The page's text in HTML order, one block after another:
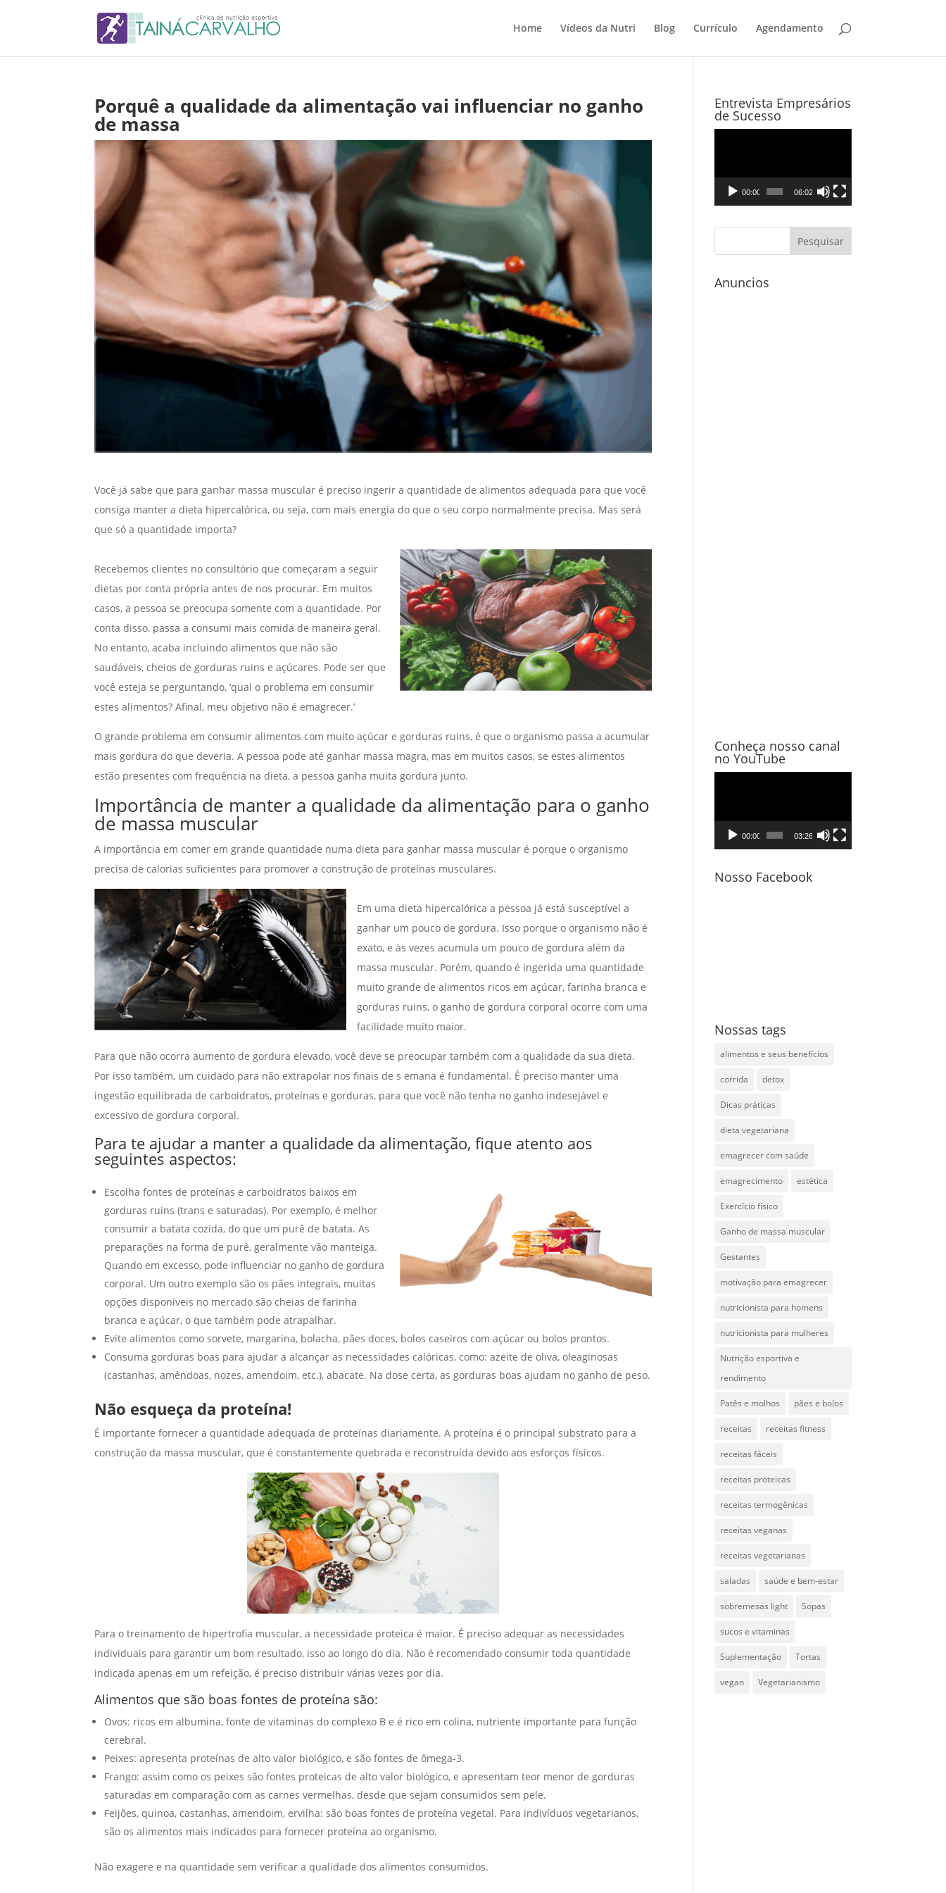
Home Vídeos da Nutri Blog Currículo Agendamento
Porquê a qualidade da alimentação vai influenciar no ganho
de massa
Você já sabe que para ganhar massa muscular é preciso ingerir a quantidade de alimentos adequada para que você
consiga manter a dieta hipercalórica, ou seja, com mais energia do que o seu corpo normalmente precisa. Mas será
que só a quantidade importa?
Recebemos clientes no consultório que começaram a seguir
dietas por conta própria antes de nos procurar. Em muitos
casos, a pessoa se preocupa somente com a quantidade. Por
conta disso, passa a consumi mais comida de maneira geral.
No entanto, acaba incluindo alimentos que não são
saudáveis, cheios de gorduras ruins e açúcares. Pode ser que
você esteja se perguntando, ‘qual o problema em consumir
estes alimentos? Afinal, meu objetivo não é emagrecer.’
O grande problema em consumir alimentos com muito açúcar e gorduras ruins, é que o organismo passa a acumular
mais gordura do que deveria. A pessoa pode até ganhar massa magra, mas em muitos casos, se estes alimentos
estão presentes com frequência na dieta, a pessoa ganha muita gordura junto.
Importância de manter a qualidade da alimentação para o ganho
de massa muscular
A importância em comer em grande quantidade numa dieta para ganhar massa muscular é porque o organismo
precisa de calorias suficientes para promover a construção de proteínas musculares.
Em uma dieta hipercalórica a pessoa já está susceptível a
ganhar um pouco de gordura. Isso porque o organismo não é
exato, e às vezes acumula um pouco de gordura além da
massa muscular. Porém, quando é ingerida uma quantidade
muito grande de alimentos ricos em açúcar, farinha branca e
gorduras ruins, o ganho de gordura corporal ocorre com uma
facilidade muito maior.
Para que não ocorra aumento de gordura elevado, você deve se preocupar também com a qualidade da sua dieta.
Por isso também, um cuidado para não extrapolar nos finais de s emana é fundamental. É preciso manter uma
ingestão equilibrada de carboidratos, proteínas e gorduras, para que você não tenha no ganho indesejável e
excessivo de gordura corporal.
Para te ajudar a manter a qualidade da alimentação, fique atento aos
seguintes aspectos:
Escolha fontes de proteínas e carboidratos baixos em
gorduras ruins (trans e saturadas). Por exemplo, é melhor
consumir a batata cozida, do que um purê de batata. As
preparações na forma de purê, geralmente vão manteiga.
Quando em excesso, pode influenciar no ganho de gordura
corporal. Um outro exemplo são os pães integrais, muitas
opções disponíveis no mercado são cheias de farinha
branca e açúcar, o que também pode atrapalhar.
Evite alimentos como sorvete, margarina, bolacha, pães doces, bolos caseiros com açúcar ou bolos prontos.
Consuma gorduras boas para ajudar a alcançar as necessidades calóricas, como: azeite de oliva, oleaginosas
(castanhas, amêndoas, nozes, amendoim, etc.), abacate. Na dose certa, as gorduras boas ajudam no ganho de peso.
Não esqueça da proteína!
É importante fornecer a quantidade adequada de proteínas diariamente. A proteína é o principal substrato para a
construção da massa muscular, que é constantemente quebrada e reconstruída devido aos esforços físicos.
Para o treinamento de hipertrofia muscular, a necessidade proteica é maior. É preciso adequar as necessidades
individuais para garantir um bom resultado, isso ao longo do dia. Não é recomendado consumir toda quantidade
indicada apenas em um refeição, é preciso distribuir várias vezes por dia.
Alimentos que são boas fontes de proteína são:
Ovos: ricos em albumina, fonte de vitaminas do complexo B e é rico em colina, nutriente importante para função
cerebral.
Peixes: apresenta proteínas de alto valor biológico, e são fontes de ômega-3.
Frango: assim como os peixes são fontes proteicas de alto valor biológico, e apresentam teor menor de gorduras
saturadas em comparação com as carnes vermelhas, desde que sejam consumidos sem pele.
Feijões, quinoa, castanhas, amendoim, ervilha: são boas fontes de proteína vegetal. Para indivíduos vegetarianos,
são os alimentos mais indicados para fornecer proteína ao organismo.
Não exagere e na quantidade sem verificar a qualidade dos alimentos consumidos.
Entrevista Empresários
de Sucesso
vídeo
00:00 06:02
Anuncios
Conheça nosso canal
no YouTube
vídeo
00:00 03:26
Nosso Facebook
Nossas tags
alimentos e seus benefícios
corrida detox
Dicas práticas
dieta vegetariana
emagrecer com saúde
emagrecimento estética
Exercício físico
Ganho de massa muscular
Gestantes
motivação para emagrecer
nutricionista para homens
nutricionista para mulheres
Nutrição esportiva e
rendimento
Patês e molhos pães e bolos
receitas receitas fitness
receitas fáceis
receitas proteicas
receitas termogênicas
receitas veganas
receitas vegetarianas
saladas saúde e bem-estar
sobremesas light Sopas
sucos e vitaminas
Suplementação Tortas
vegan Vegetarianismo